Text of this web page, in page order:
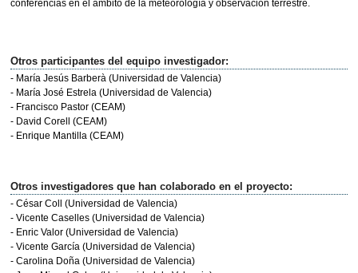
conferencias en el ámbito de la meteorología y observación terrestre.
Otros participantes del equipo investigador:
- María Jesús Barberà (Universidad de Valencia)
- María José Estrela (Universidad de Valencia)
- Francisco Pastor (CEAM)
- David Corell (CEAM)
- Enrique Mantilla (CEAM)
Otros investigadores que han colaborado en el proyecto:
- César Coll (Universidad de Valencia)
- Vicente Caselles (Universidad de Valencia)
- Enric Valor (Universidad de Valencia)
- Vicente García (Universidad de Valencia)
- Carolina Doña (Universidad de Valencia)